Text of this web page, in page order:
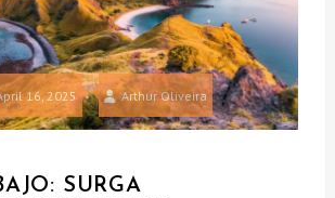
16, 2025 Arthur Oliveira
SURGA